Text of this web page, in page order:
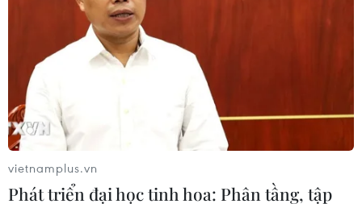
Phú Thọ, Cà Mau đẩy nhanh tiêm vaccine
cho người từ 12 tuổi trở lên
vietnamplus.vn
Phát triển đại học tinh hoa: Phân tầng, tập